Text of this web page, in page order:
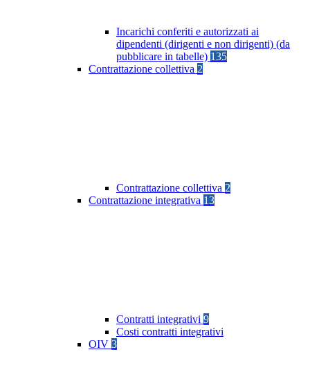
Incarichi conferiti e autorizzati ai
dipendenti (dirigenti e non dirigenti) (da
pubblicare in tabelle) 135
Contrattazione collettiva 2
Contrattazione collettiva 2
Contrattazione integrativa 13
Contratti integrativi 9
Costi contratti integrativi
OIV 3